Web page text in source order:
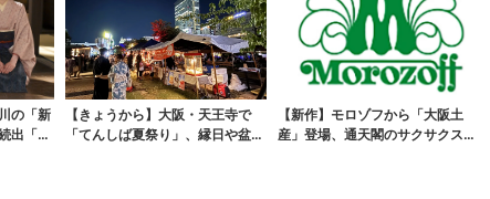
の「新
出「グ
【きょうから】大阪・天王寺で
「てんしば夏祭り」、縁日や盆踊
【新作】モロゾフから「大阪土
産」登場、通天閣のサクサクスイ